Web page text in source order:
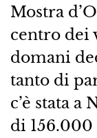
Mostra
centro dei
domani
tanto di
c’è stata a
di